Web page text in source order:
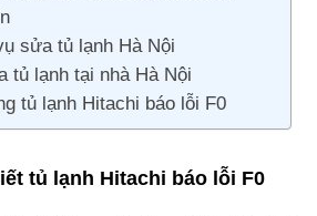
sửa tủ lạnh Hà Nội
tủ lạnh tại nhà Hà Nội
tủ lạnh Hitachi báo lỗi F0
tủ lạnh Hitachi báo lỗi F0